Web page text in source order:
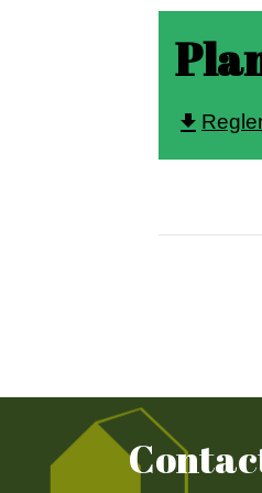
file_download